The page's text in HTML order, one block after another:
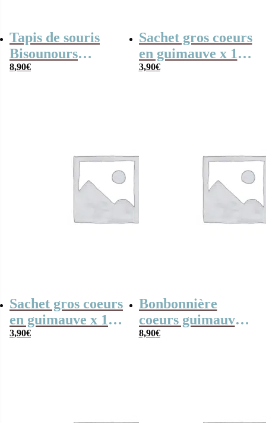
Tapis de souris
Bisounours
“Toutaquin” –
8,90€
Sachet gros coeurs
en guimauve x 15
– Bisounours
3,90€
Sachet gros coeurs
en guimauve x 15
– Bisounours
3,90€
Bonbonnière
coeurs guimauve
x15 Bisounours
8,90€